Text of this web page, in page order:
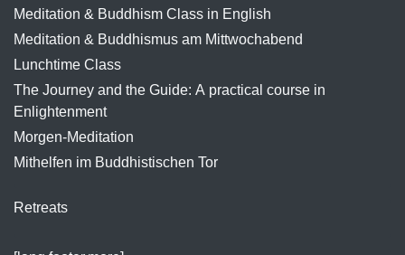
Meditation & Buddhism Class in English
Meditation & Buddhismus am Mittwochabend
Lunchtime Class
The Journey and the Guide: A practical course in
Enlightenment
Morgen-Meditation
Mithelfen im Buddhistischen Tor
Retreats